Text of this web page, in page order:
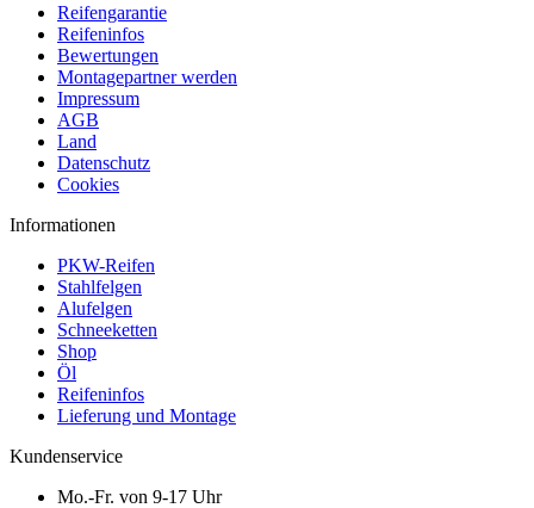
Reifengarantie
Reifeninfos
Bewertungen
Montagepartner werden
Impressum
AGB
Land
Datenschutz
Cookies
Informationen
PKW-Reifen
Stahlfelgen
Alufelgen
Schneeketten
Shop
Öl
Reifeninfos
Lieferung und Montage
Kundenservice
Mo.-Fr. von 9-17 Uhr